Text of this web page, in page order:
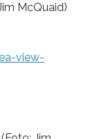
McQuaid)
view-